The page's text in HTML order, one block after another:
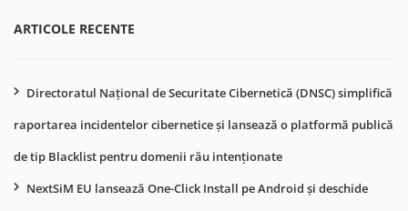
ARTICOLE RECENTE
Directoratul Național de Securitate Cibernetică (DNSC) simplifică
raportarea incidentelor cibernetice și lansează o platformă publică
de tip Blacklist pentru domenii rău intenționate
NextSiM EU lansează One-Click Install pe Android și deschide